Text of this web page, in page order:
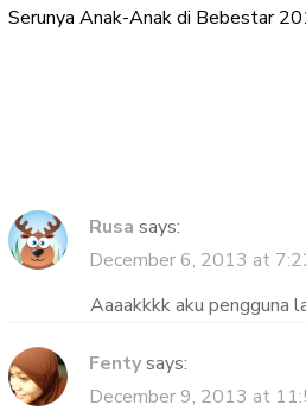
Post
Serunya Anak-Anak di Bebestar
Rusa says:
December 6, 2013 at
Aaaakkkk aku pengguna
Fentysays:
December 9, 2013 at